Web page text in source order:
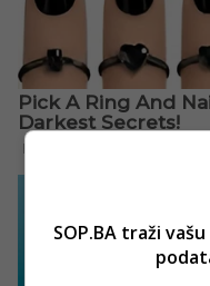
SOP.BA traži